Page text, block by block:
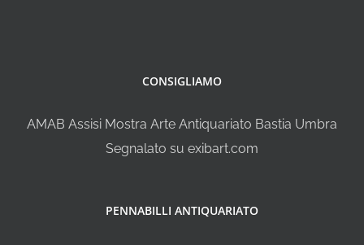
CONSIGLIAMO
AMAB Assisi Mostra Arte Antiquariato Bastia Umbra
Segnalato su exibart.com
PENNABILLI ANTIQUARIATO